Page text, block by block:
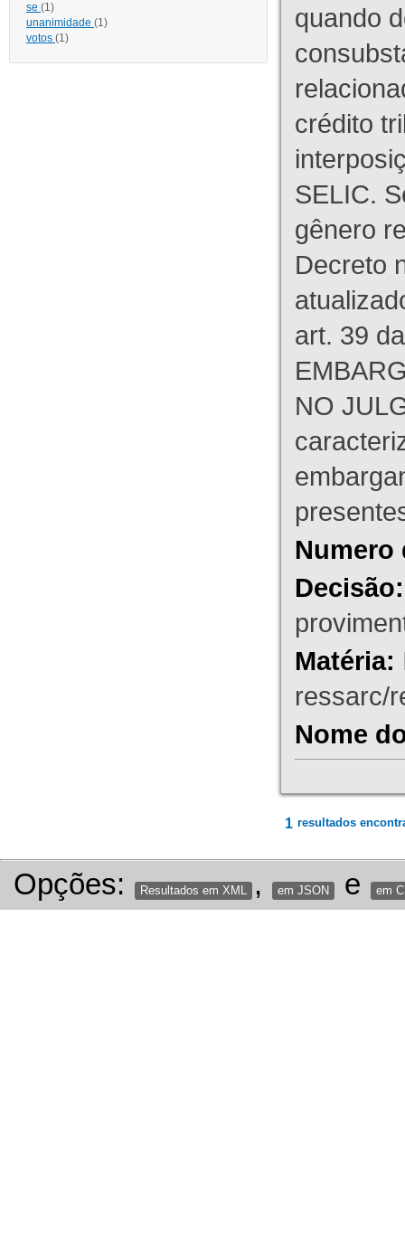
se (1)
unanimidade (1)
votos (1)
quando
crédito
SELIC.
gênero
Decreto
art. 39
NO
Numero
Decisão:
Matéria:
ressarc/
Nome
1 resultados
Opções: Resultados em XML , em JSON e em